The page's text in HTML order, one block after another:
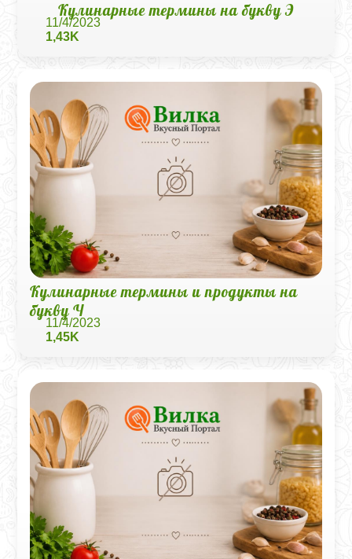
Кулинарные термины на букву Э
11/4/2023
1,43K
Кулинарные термины и продукты на
букву Ч
11/4/2023
1,45K